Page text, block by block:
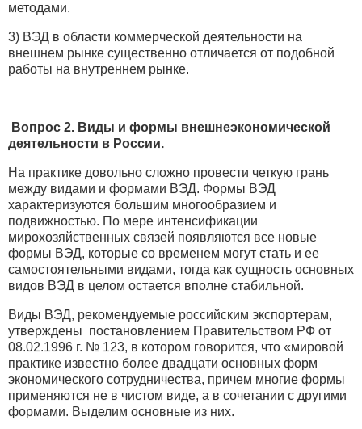
методами.
3) ВЭД в области коммерческой деятельности на
внешнем рынке существенно отличается от подобной
работы на внутреннем рынке.
Вопрос 2. Виды и формы внешнеэкономической
деятельности в России.
На практике довольно сложно провести четкую грань
между видами и формами ВЭД. Формы ВЭД
характеризуются большим многообразием и
подвижностью. По мере интенсификации
мирохозяйственных связей появляются все новые
формы ВЭД, которые со временем могут стать и ее
самостоятельными видами, тогда как сущность основных
видов ВЭД в целом остается вполне стабильной.
Виды ВЭД, рекомендуемые российским экспортерам,
утверждены постановлением Правительством РФ от
08.02.1996 г. № 123, в котором говорится, что «мировой
практике известно более двадцати основных форм
экономического сотрудничества, причем многие формы
применяются не в чистом виде, а в сочетании с другими
формами. Выделим основные из них.